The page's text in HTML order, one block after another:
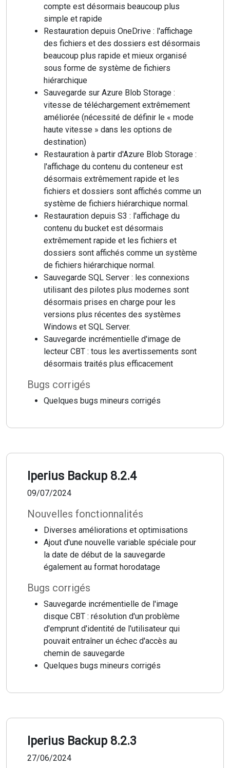
compte est désormais beaucoup plus
simple et rapide
Restauration depuis OneDrive : l'affichage
des fichiers et des dossiers est désormais
beaucoup plus rapide et mieux organisé
sous forme de système de fichiers
hiérarchique
Sauvegarde sur Azure Blob Storage :
vitesse de téléchargement extrêmement
améliorée (nécessité de définir le « mode
haute vitesse » dans les options de
destination)
Restauration à partir d'Azure Blob Storage :
l'affichage du contenu du conteneur est
désormais extrêmement rapide et les
fichiers et dossiers sont affichés comme un
système de fichiers hiérarchique normal.
Restauration depuis S3 : l'affichage du
contenu du bucket est désormais
extrêmement rapide et les fichiers et
dossiers sont affichés comme un système
de fichiers hiérarchique normal.
Sauvegarde SQL Server : les connexions
utilisant des pilotes plus modernes sont
désormais prises en charge pour les
versions plus récentes des systèmes
Windows et SQL Server.
Sauvegarde incrémentielle d'image de
lecteur CBT : tous les avertissements sont
désormais traités plus efficacement
Bugs corrigés
Quelques bugs mineurs corrigés
Iperius Backup 8.2.4
09/07/2024
Nouvelles fonctionnalités
Diverses améliorations et optimisations
Ajout d'une nouvelle variable spéciale pour
la date de début de la sauvegarde
également au format horodatage
Bugs corrigés
Sauvegarde incrémentielle de l'image
disque CBT : résolution d'un problème
d'emprunt d'identité de l'utilisateur qui
pouvait entraîner un échec d'accès au
chemin de sauvegarde
Quelques bugs mineurs corrigés
Iperius Backup 8.2.3
27/06/2024